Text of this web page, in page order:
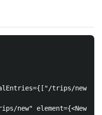
trips/new"]}>
new"